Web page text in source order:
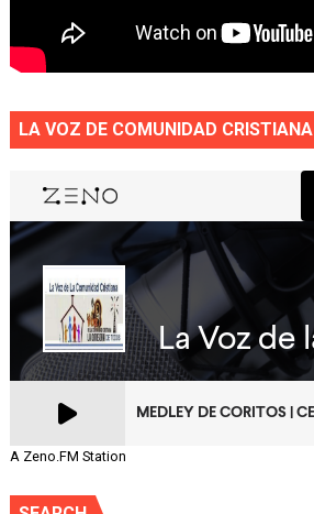
LA VOZ DE COMUNIDAD CRISTIANA
A Zeno.FM Station